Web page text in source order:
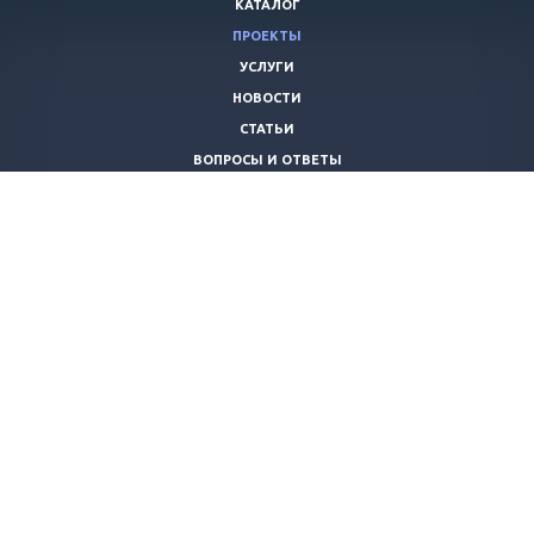
КАТАЛОГ
ПРОЕКТЫ
УСЛУГИ
НОВОСТИ
СТАТЬИ
ВОПРОСЫ И ОТВЕТЫ